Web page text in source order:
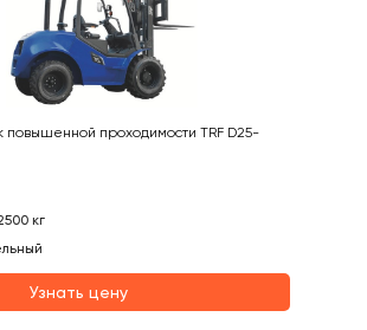
повышенной проходимости TRF D25-
кг
Узнать цену